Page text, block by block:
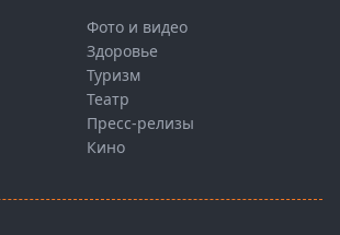
Фото и видео
Здоровье
Туризм
Театр
Пресс-релизы
Кино